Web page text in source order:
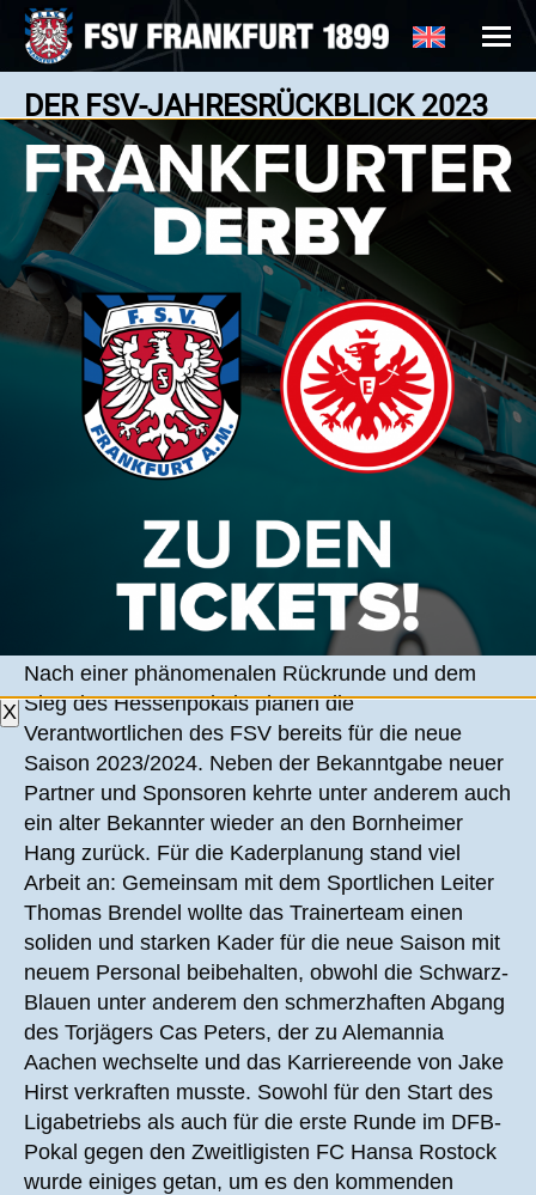
DER FSV-JAHRESRÜCKBLICK 2023
(TEIL 3)
News: 28.12.2023
Groß war der Jubel nach dem gewonnen
Elfmeterschießen im Hessenpokalfinale! //Foto:A2
JULI BIS SEPTEMBER: DFB-POKAL UND
Nach einer phänomenalen Rückrunde und dem
Sieg des Hessenpokals planen die
Verantwortlichen des FSV bereits für die neue
Saison 2023/2024. Neben der Bekanntgabe neuer
Partner und Sponsoren kehrte unter anderem auch
ein alter Bekannter wieder an den Bornheimer
Hang zurück. Für die Kaderplanung stand viel
Arbeit an: Gemeinsam mit dem Sportlichen Leiter
Thomas Brendel wollte das Trainerteam einen
soliden und starken Kader für die neue Saison mit
neuem Personal beibehalten, obwohl die Schwarz-
Blauen unter anderem den schmerzhaften Abgang
des Torjägers Cas Peters, der zu Alemannia
Aachen wechselte und das Karriereende von Jake
Hirst verkraften musste. Sowohl für den Start des
Ligabetriebs als auch für die erste Runde im DFB-
Pokal gegen den Zweitligisten FC Hansa Rostock
wurde einiges getan, um es den kommenden
X